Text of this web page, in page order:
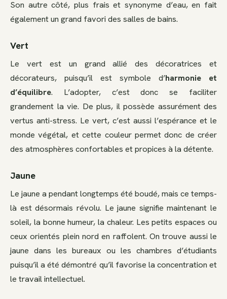
Son autre côté, plus frais et synonyme d’eau, en fait
également un grand favori des salles de bains.
Vert
Le vert est un grand allié des décoratrices et
décorateurs, puisqu’il est symbole d’harmonie et
d’équilibre. L’adopter, c’est donc se faciliter
grandement la vie. De plus, il possède assurément des
vertus anti-stress. Le vert, c’est aussi l’espérance et le
monde végétal, et cette couleur permet donc de créer
des atmosphères confortables et propices à la détente.
Jaune
Le jaune a pendant longtemps été boudé, mais ce temps-
là est désormais révolu. Le jaune signifie maintenant le
soleil, la bonne humeur, la chaleur. Les petits espaces ou
ceux orientés plein nord en raffolent. On trouve aussi le
jaune dans les bureaux ou les chambres d’étudiants
puisqu’il a été démontré qu’il favorise la concentration et
le travail intellectuel.